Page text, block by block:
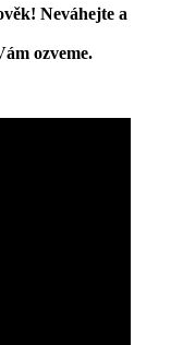
Neváhejte a
ozveme.